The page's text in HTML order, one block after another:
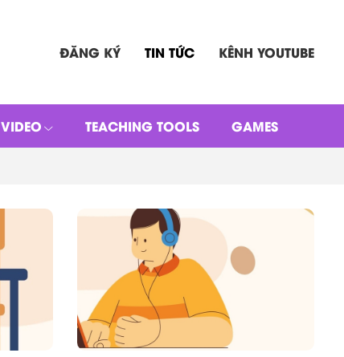
ĐĂNG KÝ TIN TỨC KÊNH YOUTUBE
VIDEO TEACHING TOOLS GAMES